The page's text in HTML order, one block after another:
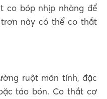
co bóp nhịp nhàng để
này có thể co thắt
ruột mãn tính, đặc
táo bón. Co thắt cơ